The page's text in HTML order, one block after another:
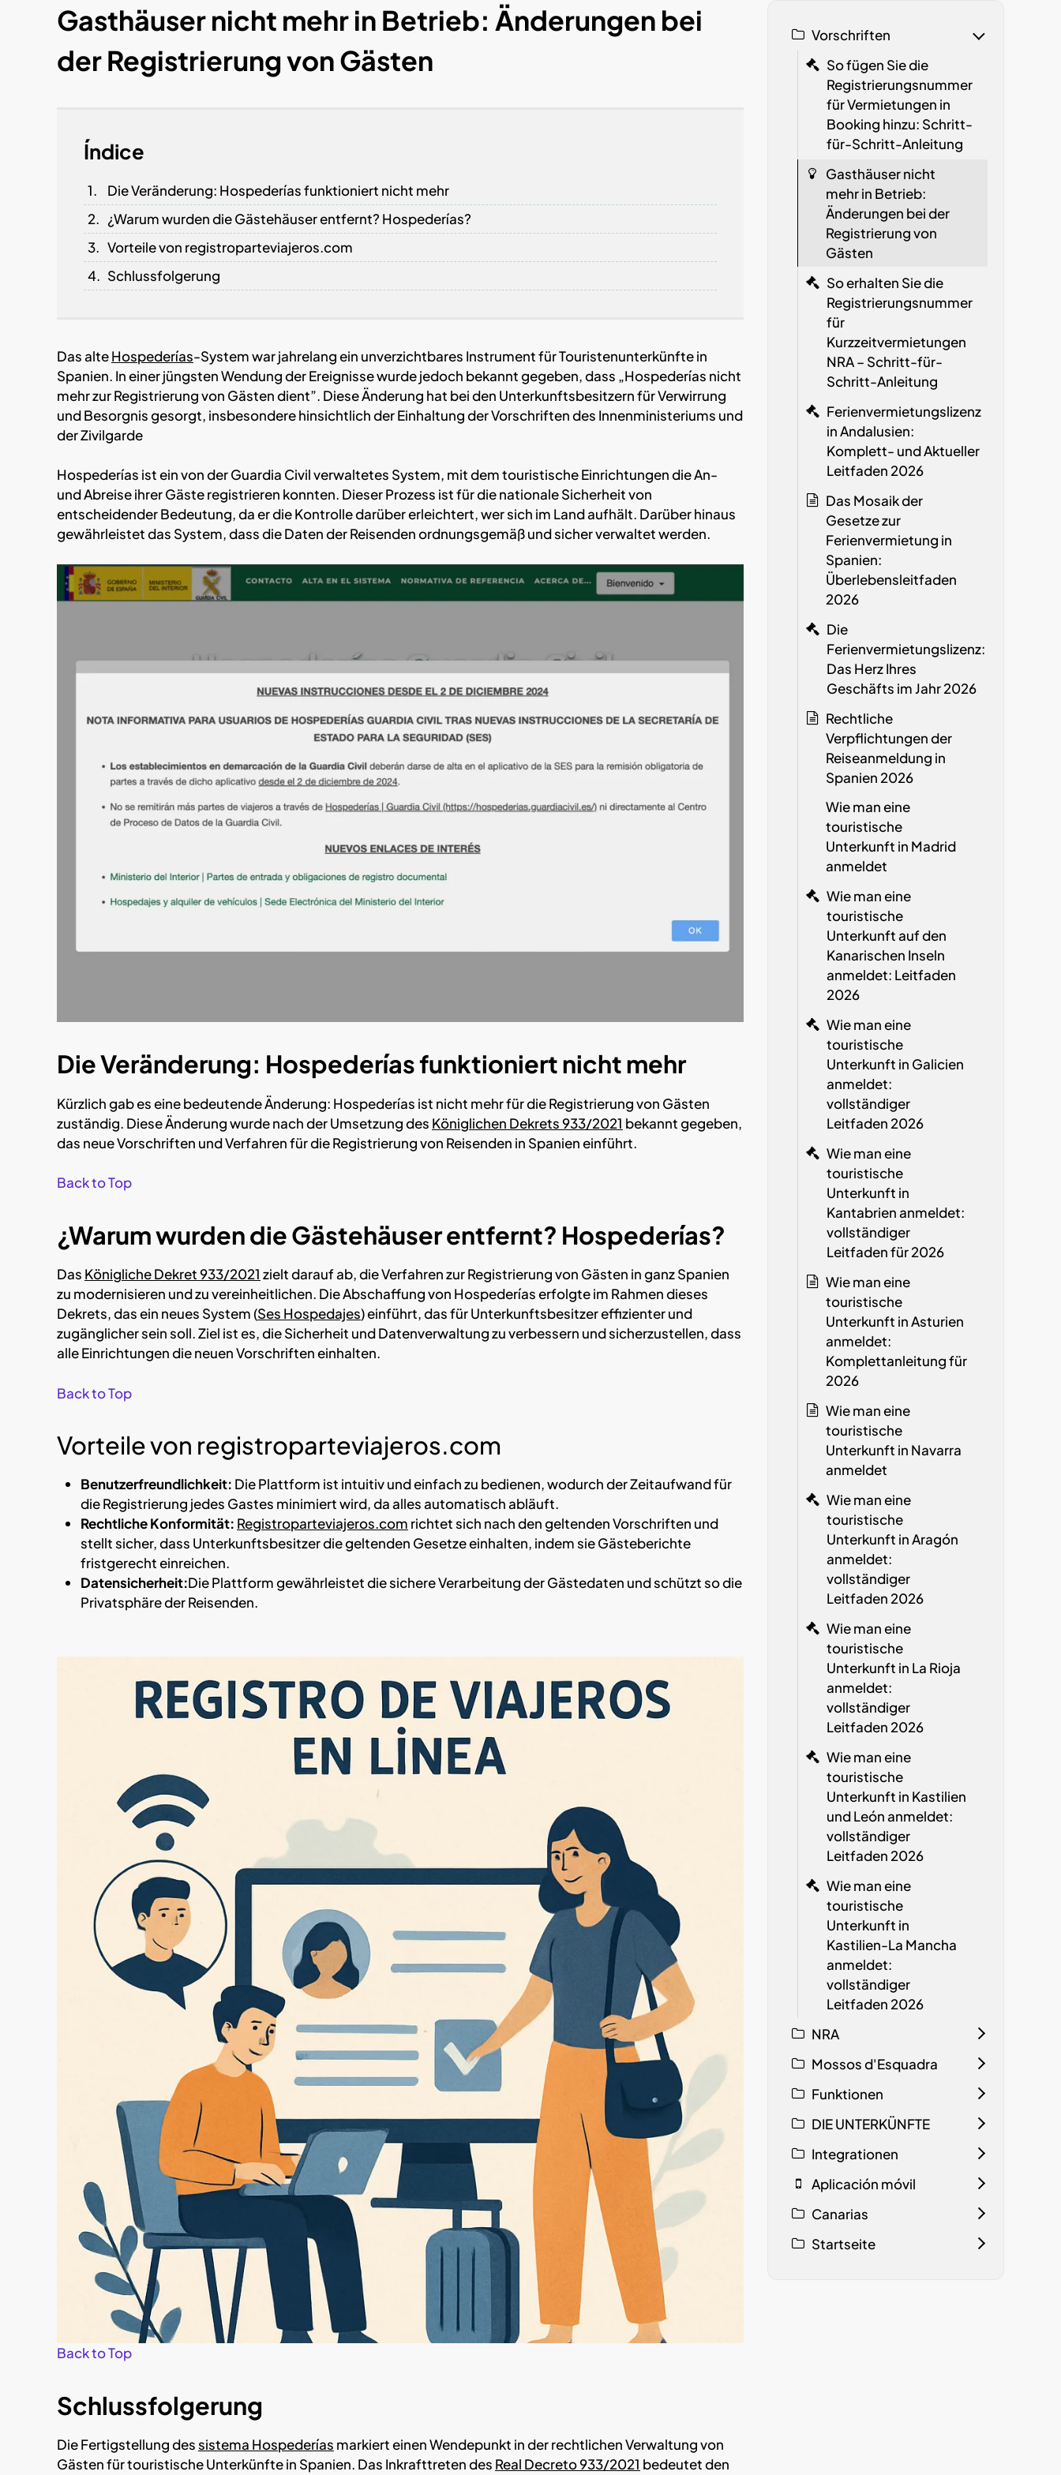
Gasthäuser nicht mehr in Betrieb: Änderungen bei
der Registrierung von Gästen
Índice
Die Veränderung: Hospederías funktioniert nicht mehr
¿Warum wurden die Gästehäuser entfernt? Hospederías?
Vorteile von registroparteviajeros.com
Schlussfolgerung
Das alteHospederías-System war jahrelang ein unverzichtbares Instrument für Touristenunterkünfte in
Spanien. In einer jüngsten Wendung der Ereignisse wurde jedoch bekannt gegeben, dass „Hospederías nicht
mehr zur Registrierung von Gästen dient”. Diese Änderung hat bei den Unterkunftsbesitzern für Verwirrung
und Besorgnis gesorgt, insbesondere hinsichtlich der Einhaltung der Vorschriften des Innenministeriums und
der Zivilgarde
Hospederías ist ein von der Guardia Civil verwaltetes System, mit dem touristische Einrichtungen die An-
und Abreise ihrer Gäste registrieren konnten. Dieser Prozess ist für die nationale Sicherheit von
entscheidender Bedeutung, da er die Kontrolle darüber erleichtert, wer sich im Land aufhält. Darüber hinaus
gewährleistet das System, dass die Daten der Reisenden ordnungsgemäß und sicher verwaltet werden.
Die Veränderung: Hospederías funktioniert nicht mehr
Kürzlich gab es eine bedeutende Änderung: Hospederías ist nicht mehr für die Registrierung von Gästen
zuständig. Diese Änderung wurde nach der Umsetzung des Königlichen Dekrets 933/2021 bekannt gegeben,
das neue Vorschriften und Verfahren für die Registrierung von Reisenden in Spanien einführt.
Back to Top
¿Warum wurden die Gästehäuser entfernt? Hospederías?
Das Königliche Dekret 933/2021 zielt darauf ab, die Verfahren zur Registrierung von Gästen in ganz Spanien
zu modernisieren und zu vereinheitlichen. Die Abschaffung von Hospederías erfolgte im Rahmen dieses
Dekrets, das ein neues System (Ses Hospedajes) einführt, das für Unterkunftsbesitzer effizienter und
zugänglicher sein soll. Ziel ist es, die Sicherheit und Datenverwaltung zu verbessern und sicherzustellen, dass
alle Einrichtungen die neuen Vorschriften einhalten.
Back to Top
Vorteile von registroparteviajeros.com
Benutzerfreundlichkeit: Die Plattform ist intuitiv und einfach zu bedienen, wodurch der Zeitaufwand für
die Registrierung jedes Gastes minimiert wird, da alles automatisch abläuft.
Rechtliche Konformität: Registroparteviajeros.com richtet sich nach den geltenden Vorschriften und
stellt sicher, dass Unterkunftsbesitzer die geltenden Gesetze einhalten, indem sie Gästeberichte
fristgerecht einreichen.
Datensicherheit:Die Plattform gewährleistet die sichere Verarbeitung der Gästedaten und schützt so die
Privatsphäre der Reisenden.
Back to Top
Schlussfolgerung
Die Fertigstellung dessistema Hospederías markiert einen Wendepunkt in der rechtlichen Verwaltung von
Gästen für touristische Unterkünfte in Spanien. Das Inkrafttreten des Real Decreto 933/2021 bedeutet den
Vorschriften
So fügen Sie die
Registrierungsnummer
für Vermietungen in
Booking hinzu: Schritt-
für-Schritt-Anleitung
Gasthäuser nicht
mehr in Betrieb:
Änderungen bei der
Registrierung von
Gästen
So erhalten Sie die
Registrierungsnummer
für
Kurzzeitvermietungen
NRA– Schritt-für-
Schritt-Anleitung
Ferienvermietungslizenz
in Andalusien:
Komplett- und Aktueller
Leitfaden 2026
Das Mosaik der
Gesetze zur
Ferienvermietung in
Spanien:
Überlebensleitfaden
2026
Die
Ferienvermietungslizenz:
Das Herz Ihres
Geschäfts im Jahr 2026
Rechtliche
Verpflichtungen der
Reiseanmeldung in
Spanien 2026
Wie man eine
touristische
Unterkunft in Madrid
anmeldet
Wie man eine
touristische
Unterkunft auf den
Kanarischen Inseln
anmeldet: Leitfaden
2026
Wie man eine
touristische
Unterkunft in Galicien
anmeldet:
vollständiger
Leitfaden 2026
Wie man eine
touristische
Unterkunft in
Kantabrien anmeldet:
vollständiger
Leitfaden für 2026
Wie man eine
touristische
Unterkunft in Asturien
anmeldet:
Komplettanleitung für
2026
Wie man eine
touristische
Unterkunft in Navarra
anmeldet
Wie man eine
touristische
Unterkunft in Aragón
anmeldet:
vollständiger
Leitfaden 2026
Wie man eine
touristische
Unterkunft in La Rioja
anmeldet:
vollständiger
Leitfaden 2026
Wie man eine
touristische
Unterkunft in Kastilien
und León anmeldet:
vollständiger
Leitfaden 2026
Wie man eine
touristische
Unterkunft in
Kastilien-La Mancha
anmeldet:
vollständiger
Leitfaden 2026
NRA
Mossos d'Esquadra
Funktionen
DIE UNTERKÜNFTE
Integrationen
Aplicación móvil
Canarias
Startseite